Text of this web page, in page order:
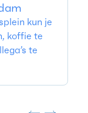
kun je
koffie te
te